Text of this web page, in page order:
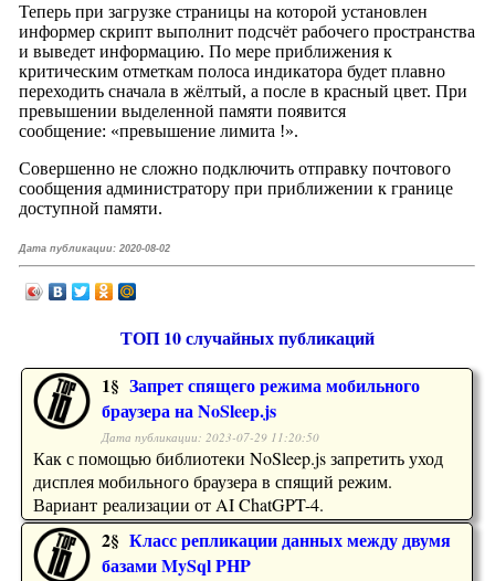
Теперь при загрузке страницы на которой установлен
информер скрипт выполнит подсчёт рабочего пространства
и выведет информацию. По мере приближения к
критическим отметкам полоса индикатора будет плавно
переходить сначала в жёлтый, а после в красный цвет. При
превышении выделенной памяти появится
сообщение: «превышение лимита !».
Совершенно не сложно подключить отправку почтового
сообщения администратору при приближении к границе
доступной памяти.
Дата публикации: 2020-08-02
ТОП 10 случайных публикаций
1§ Запрет спящего режима мобильного
браузера на NoSleep.js
Дата публикации: 2023-07-29 11:20:50
Как с помощью библиотеки NoSleep.js запретить уход
дисплея мобильного браузера в спящий режим.
Вариант реализации от AI ChatGPT-4.
2§ Класс репликации данных между двумя
базами MySql PHP